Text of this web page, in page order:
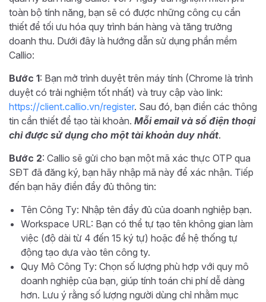
toàn bộ tính năng, bạn sẽ có được những công cụ cần
thiết để tối ưu hóa quy trình bán hàng và tăng trưởng
doanh thu. Dưới đây là hướng dẫn sử dụng phần mềm
Callio:
Bước 1: Bạn mở trình duyệt trên máy tính (Chrome là trình
duyệt có trải nghiệm tốt nhất) và truy cập vào link:
https://client.callio.vn/register. Sau đó, bạn điền các thông
tin cần thiết để tạo tài khoản. Mỗi email và số điện thoại
chỉ được sử dụng cho một tài khoản duy nhất.
Bước 2: Callio sẽ gửi cho bạn một mã xác thực OTP qua
SĐT đã đăng ký, bạn hãy nhập mã này để xác nhận. Tiếp
đến bạn hãy điền đầy đủ thông tin:
Tên Công Ty: Nhập tên đầy đủ của doanh nghiệp bạn.
Workspace URL: Bạn có thể tự tạo tên không gian làm
việc (độ dài từ 4 đến 15 ký tự) hoặc để hệ thống tự
động tạo dựa vào tên công ty.
Quy Mô Công Ty: Chọn số lượng phù hợp với quy mô
doanh nghiệp của bạn, giúp tính toán chi phí dễ dàng
hơn. Lưu ý rằng số lượng người dùng chỉ nhằm mục